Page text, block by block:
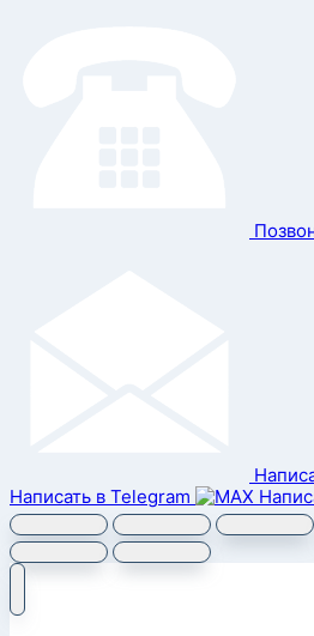
Написать в Telegram